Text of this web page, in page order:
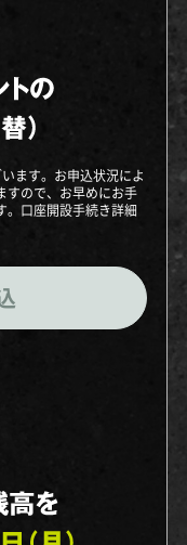
ます。お申込状況によ
すので、お早めにお手
。口座開設手続き詳細